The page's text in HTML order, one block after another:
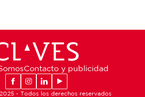
Contacto y publicidad
- Todos los derechos reservados